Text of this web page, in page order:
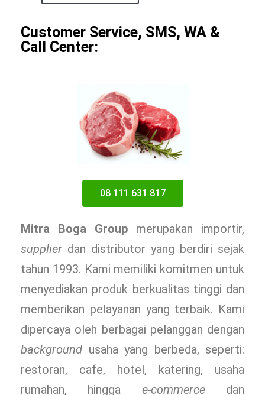
Customer Service, SMS, WA &
Call Center:
08 111 631 817
Mitra Boga Group merupakan importir,
supplier dan distributor yang berdiri sejak
tahun 1993. Kami memiliki komitmen untuk
menyediakan produk berkualitas tinggi dan
memberikan pelayanan yang terbaik. Kami
dipercaya oleh berbagai pelanggan dengan
background usaha yang berbeda, seperti:
restoran, cafe, hotel, katering, usaha
rumahan, hingga e-commercedan